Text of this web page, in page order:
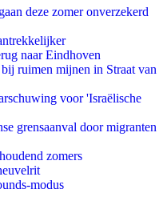
deze zomer onverzekerd
naar Eindhoven
ruimen mijnen in Straat van
voor 'Israëlische
grensaanval door migranten
zomers
modus